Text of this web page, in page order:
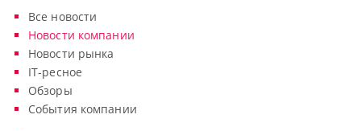
Все новости
Новости компании
Новости рынка
IT-ресное
Обзоры
События компании